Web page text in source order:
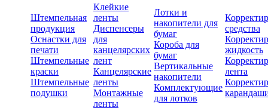
Штемпельная
продукция
Оснастки для
печати
Штемпельные
краски
Штемпельные
подушки
Клейкие
ленты
Диспенсеры
для
канцелярских
лент
Канцелярские
ленты
Монтажные
ленты
Лотки и
накопители для
бумаг
Короба для
бумаг
Вертикальные
накопители
Комплектующие
для лотков
средства
жидкость
лента